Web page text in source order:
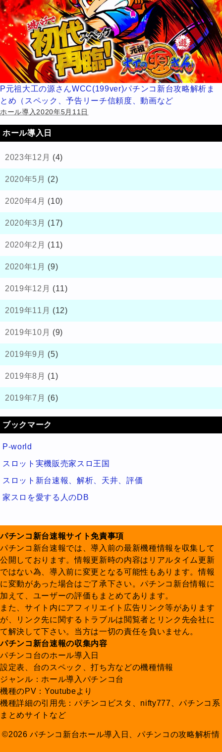
P元祖大工の源さんWCC(199ver)パチンコ新台攻略解析ま
とめ（スペック、予告リーチ信頼度、動画など
ホール導入2020年5月11日
ホール導入日
2023年12月 (4)
2020年5月 (2)
2020年4月 (10)
2020年3月 (17)
2020年2月 (11)
2020年1月 (9)
2019年12月 (11)
2019年11月 (12)
2019年10月 (9)
2019年9月 (5)
2019年8月 (1)
2019年7月 (6)
ブックマーク
P-world
スロット実機販売家スロ王国
スロット新台速報、解析、天井、評価
家スロを愛する人のDB
パチンコ新台速報サイト免責事項
パチンコ新台速報では、導入前の最新機種情報を収集して
公開しております。情報更新時の内容はリアルタイム更新
ではない為、導入前に変更となる可能性もあります。情報
に変動があった場合はご了承下さい。パチンコ新台情報に
加えて、ユーザーの評価もまとめてあります。
また、サイト内にアフィリエイト広告リンク等があります
が、リンク先に関するトラブルは閲覧者とリンク先会社に
て解決して下さい。当方は一切の責任を負いません。
パチンコ新台速報の収集内容
パチンコ台のホール導入日
設定表、台のスペック、打ち方などの機種情報
ジャンル：ホール導入パチンコ台
機種のPV：Youtubeより
機種詳細の引用先：パチンコビスタ、nifty777、パチンコ系
まとめサイトなど
©2026 パチンコ新台ホール導入日、パチンコの攻略解析情